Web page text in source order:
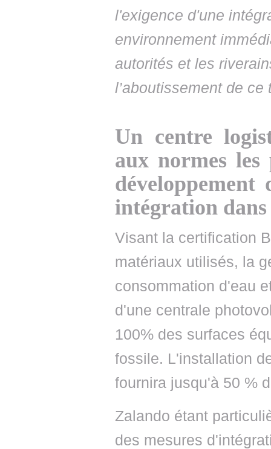
l'exigence d'une
environnement
autorités et les
l’aboutissement de
Un centre
aux normes les
intégration dans
Visant la certification
matériaux utilisés, la
consommation d'eau
d'une centrale
100% des surfaces
fossile. L'installation
fournira jusqu'à 50 %
Zalando étant
des mesures